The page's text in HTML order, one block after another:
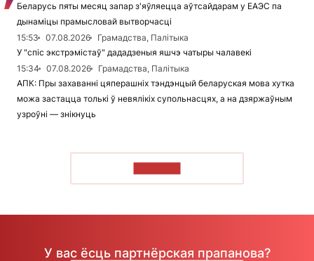
Беларусь пяты месяц запар з'яўляецца аўтсайдарам у ЕАЭС па
дынаміцы прамысловай вытворчасці
15:53
07.08.2026
Грамадства, Палітыка
У "спіс экстрэмістаў" дададзеныя яшчэ чатыры чалавекі
15:34
07.08.2026
Грамадства, Палітыка
АПК: Пры захаванні цяперашніх тэндэнцый беларуская мова хутка
можа застацца толькі ў невялікіх супольнасцях, а на дзяржаўным
узроўні — знікнуць
У вас ёсць партнёрская прапанова?